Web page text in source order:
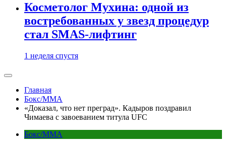
Косметолог Мухина: одной из
востребованных у звезд процедур
стал SMAS-лифтинг
1 неделя спустя
Главная
Бокс/MMA
«Доказал, что нет преград». Кадыров поздравил
Чимаева с завоеванием титула UFC
Бокс/MMA